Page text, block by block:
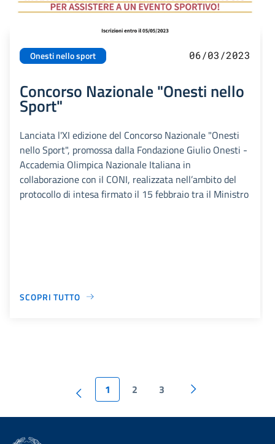
Onesti nello sport 06/03/2023
Concorso Nazionale "Onesti nello
Sport"
Lanciata l'XI edizione del Concorso Nazionale "Onesti
nello Sport", promossa dalla Fondazione Giulio Onesti -
Accademia Olimpica Nazionale Italiana in
collaborazione con il CONI, realizzata nell’ambito del
protocollo di intesa firmato il 15 febbraio tra il Ministro
SCOPRI TUTTO
1 2 3